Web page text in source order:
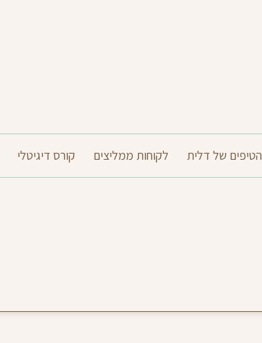
הטיפים של דלית לקוחות ממליצים קורס דיגיטלי